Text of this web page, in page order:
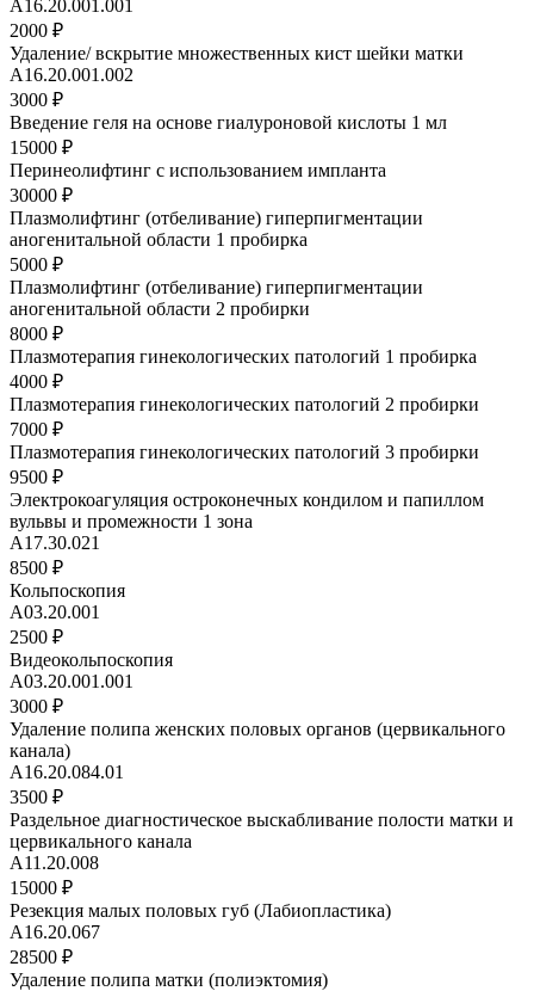
A16.20.001.001
2000 ₽
Удаление/ вскрытие множественных кист шейки матки
A16.20.001.002
3000 ₽
Введение геля на основе гиалуроновой кислоты 1 мл
15000 ₽
Перинеолифтинг с использованием импланта
30000 ₽
Плазмолифтинг (отбеливание) гиперпигментации
аногенитальной области 1 пробирка
5000 ₽
Плазмолифтинг (отбеливание) гиперпигментации
аногенитальной области 2 пробирки
8000 ₽
Плазмотерапия гинекологических патологий 1 пробирка
4000 ₽
Плазмотерапия гинекологических патологий 2 пробирки
7000 ₽
Плазмотерапия гинекологических патологий 3 пробирки
9500 ₽
Электрокоагуляция остроконечных кондилом и папиллом
вульвы и промежности 1 зона
А17.30.021
8500 ₽
Кольпоскопия
A03.20.001
2500 ₽
Видеокольпоскопия
A03.20.001.001
3000 ₽
Удаление полипа женских половых органов (цервикального
канала)
А16.20.084.01
3500 ₽
Раздельное диагностическое выскабливание полости матки и
цервикального канала
A11.20.008
15000 ₽
Резекция малых половых губ (Лабиопластика)
A16.20.067
28500 ₽
Удаление полипа матки (полиэктомия)